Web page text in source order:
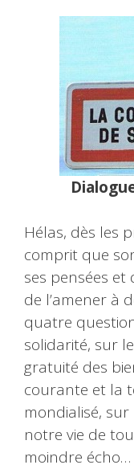
Hélas, dès les
comprit que
ses pensées et
de l’amener à
quatre
solidarité, sur
gratuité des
courante et la
mondialisé,
notre vie de
moindre écho…